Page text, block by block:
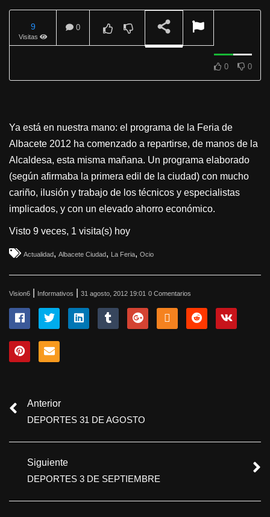
9
Visitas
0
0 0
Ya está en nuestra mano: el programa de la Feria de
Albacete 2012 ha comenzado a repartirse, de manos de la
Alcaldesa, esta misma mañana. Un programa elaborado
(según afirmaba la primera edil de la ciudad) con mucho
cariño, ilusión y trabajo de los técnicos y especialistas
implicados, y con un elevado ahorro económico.
Visto 9 veces, 1 visita(s) hoy
Actualidad, Albacete Ciudad, La Feria, Ocio
Vision6 Informativos 31 agosto, 2012 19:01 0 Comentarios
Anterior
DEPORTES 31 DE AGOSTO
Siguiente
DEPORTES 3 DE SEPTIEMBRE